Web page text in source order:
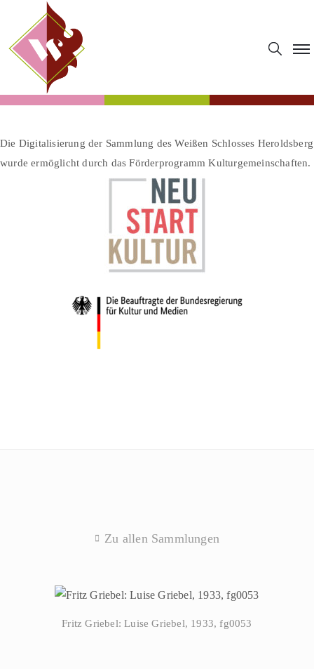
Die Digitalisierung der Sammlung des Weißen Schlosses Heroldsberg
wurde ermöglicht durch das Förderprogramm Kulturgemeinschaften.
Zu allen Sammlungen
Fritz Griebel: Luise Griebel, 1933, fg0053